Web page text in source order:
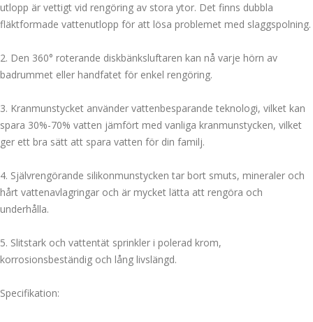
utlopp är vettigt vid rengöring av stora ytor. Det finns dubbla
fläktformade vattenutlopp för att lösa problemet med slaggspolning.
2. Den 360° roterande diskbänksluftaren kan nå varje hörn av
badrummet eller handfatet för enkel rengöring.
3. Kranmunstycket använder vattenbesparande teknologi, vilket kan
spara 30%-70% vatten jämfört med vanliga kranmunstycken, vilket
ger ett bra sätt att spara vatten för din familj.
4. Självrengörande silikonmunstycken tar bort smuts, mineraler och
hårt vattenavlagringar och är mycket lätta att rengöra och
underhålla.
5. Slitstark och vattentät sprinkler i polerad krom,
korrosionsbeständig och lång livslängd.
Specifikation: